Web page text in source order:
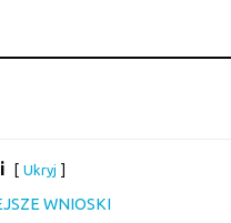
Ukryj
WNIOSKI